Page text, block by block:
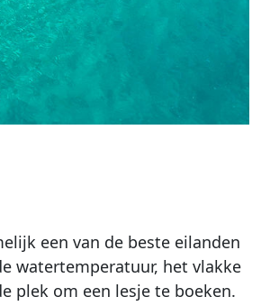
een van de beste eilanden
watertemperatuur, het vlakke
plek om een lesje te boeken.